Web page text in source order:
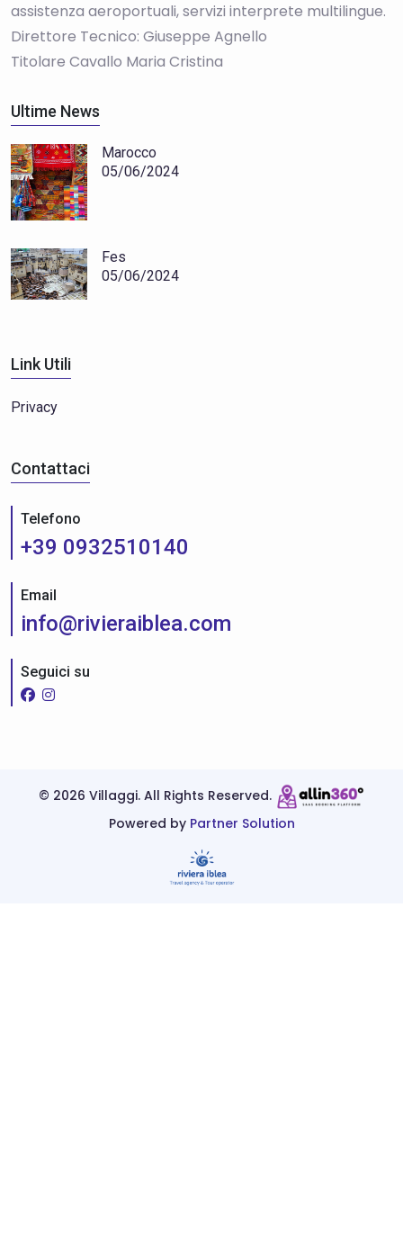
assistenza aeroportuali, servizi interprete multilingue.
Direttore Tecnico: Giuseppe Agnello
Titolare Cavallo Maria Cristina
Ultime News
Marocco
05/06/2024
Fes
05/06/2024
Link Utili
Privacy
Contattaci
Telefono
+39 0932510140
Email
info@rivieraiblea.com
Seguici su
© 2026 Villaggi. All Rights Reserved.
Powered by Partner Solution